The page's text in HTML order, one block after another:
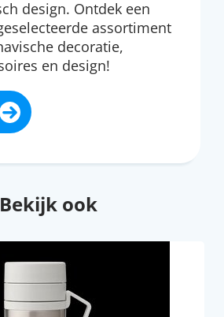
design. Ontdek een
assortiment
decoratie,
en design!
Bekijk ook